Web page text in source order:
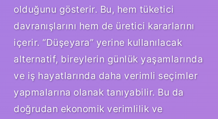
olduğunu gösterir. Bu, hem tüketici
davranışlarını hem de üretici kararlarını
içerir. “Düşeyara” yerine kullanılacak
alternatif, bireylerin günlük yaşamlarında
ve iş hayatlarında daha verimli seçimler
yapmalarına olanak tanıyabilir. Bu da
doğrudan ekonomik verimlilik ve